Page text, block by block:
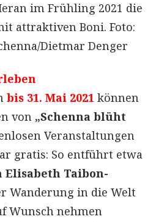
im Frühling 2021 die
attraktiven Boni. Foto:
Dietmar Denger
bis 31. Mai 2021 können
von „Schenna blüht
Veranstaltungen
gratis: So entführt etwa
Taibon-
Wanderung in die Welt
Wunsch nehmen